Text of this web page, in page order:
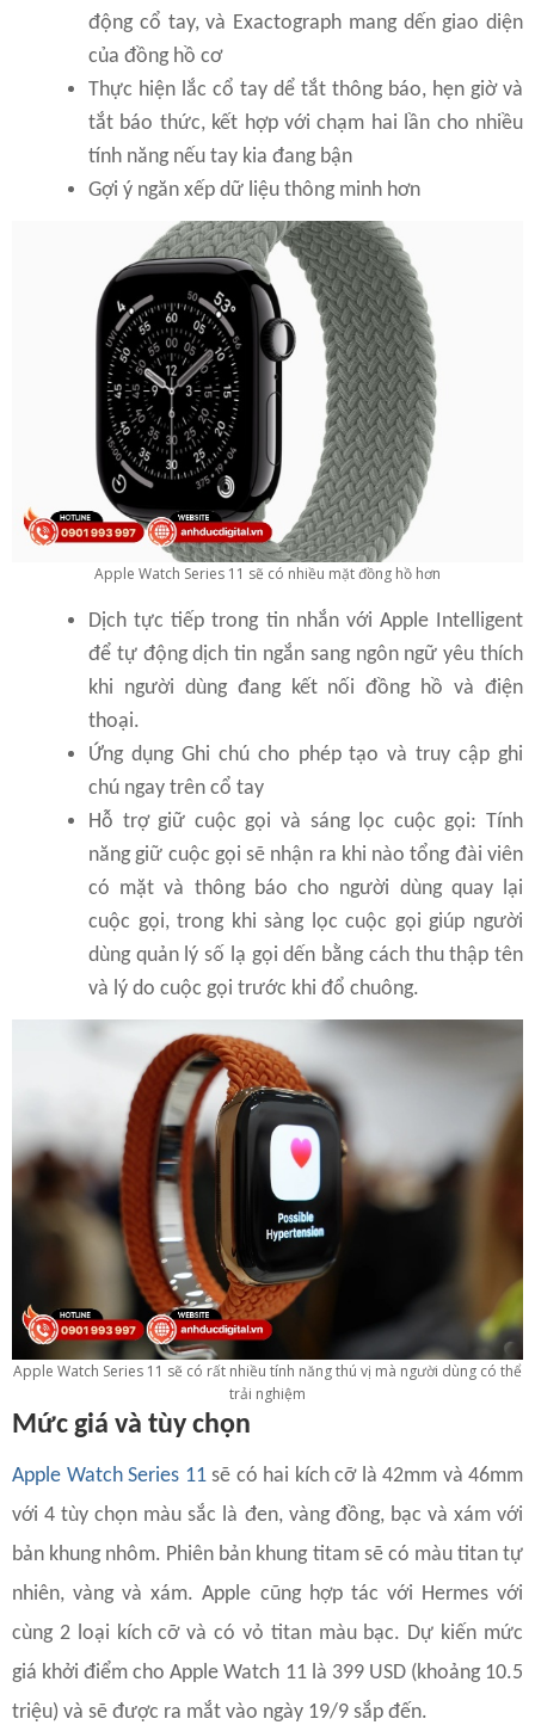
động cổ tay, và Exactograph mang dến giao diện
của đồng hồ cơ
Thực hiện lắc cổ tay dể tắt thông báo, hẹn giờ và
tắt báo thức, kết hợp với chạm hai lần cho nhiều
tính năng nếu tay kia đang bận
Gợi ý ngăn xếp dữ liệu thông minh hơn
Apple Watch Series 11 sẽ có nhiều mặt đồng hồ hơn
Dịch tực tiếp trong tin nhắn với Apple Intelligent
để tự động dịch tin ngắn sang ngôn ngữ yêu thích
khi người dùng đang kết nối đồng hồ và điện
thoại.
Ứng dụng Ghi chú cho phép tạo và truy cập ghi
chú ngay trên cổ tay
Hỗ trợ giữ cuộc gọi và sáng lọc cuộc gọi: Tính
năng giữ cuộc gọi sẽ nhận ra khi nào tổng đài viên
có mặt và thông báo cho người dùng quay lại
cuộc gọi, trong khi sàng lọc cuộc gọi giúp người
dùng quản lý số lạ gọi dến bằng cách thu thập tên
và lý do cuộc gọi trước khi đổ chuông.
Apple Watch Series 11 sẽ có rất nhiều tính năng thú vị mà người dùng có thể
trải nghiệm
Mức giá và tùy chọn
Apple Watch Series 11sẽ có hai kích cỡ là 42mm và 46mm
với 4 tùy chọn màu sắc là đen, vàng đồng, bạc và xám với
bản khung nhôm. Phiên bản khung titam sẽ có màu titan tự
nhiên, vàng và xám. Apple cũng hợp tác với Hermes với
cùng 2 loại kích cỡ và có vỏ titan màu bạc. Dự kiến mức
giá khởi điểm cho Apple Watch 11 là 399 USD (khoảng 10.5
triệu) và sẽ được ra mắt vào ngày 19/9 sắp đến.